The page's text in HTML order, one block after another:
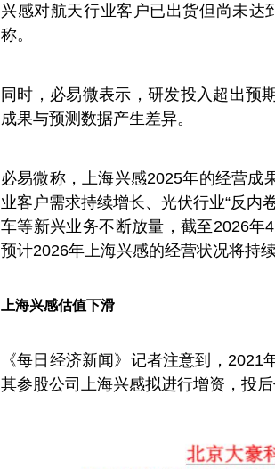
兴感对航天行业客户已出货但尚未达
称。
同时，必易微表示，研发投入超出预
成果与预测数据产生差异。
必易微称，上海兴感2025年的经营成
业客户需求持续增长、光伏行业“反内
车等新兴业务不断放量，截至2026年
预计2026年上海兴感的经营状况将持
上海兴感估值下滑
《每日经济新闻》记者注意到，
其参股公司上海兴感拟进行增资，投